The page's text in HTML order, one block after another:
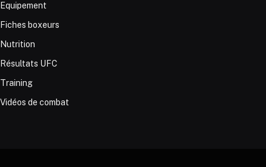
Equipement
Fiches boxeurs
Nutrition
Résultats UFC
Training
Vidéos de combat